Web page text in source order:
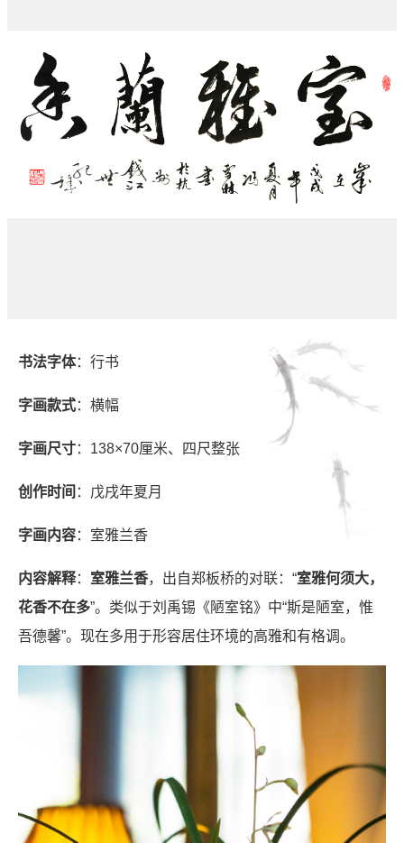
书法字体：行书
字画款式：横幅
字画尺寸：138×70厘米、四尺整张
创作时间 ：戊戌年夏月
字画内容：室雅兰香
内容解释： 室雅兰香，出自郑板桥的对联：“室雅何须大，
花香不在多”。类似于刘禹锡《陋室铭》中“斯是陋室，惟
吾德馨”。现在多用于形容居住环境的高雅和有格调。